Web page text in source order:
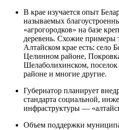
В крае изучается опыт
называемых
«агрогородков» на базе
деревень. Схожие примеры
Алтайском крае есть: село
Целинном районе,
Шелаболихинском,
районе и многие другие.
Губернатор планирует
стандарта социальной,
инфраструктуры —
Объем поддержки